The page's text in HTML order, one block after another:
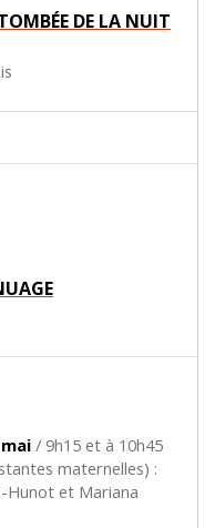
DE LA NUIT
/ 9h15 et à 10h45
maternelles) :
Hunot et Mariana